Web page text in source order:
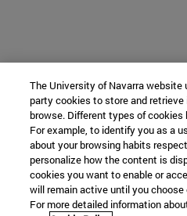
The University of Navarra website
party cookies to store and
browse. Different types of cookies
For example, to identify you as a
about your browsing habits
personalize how the content is
cookies you want to enable or
will remain active until you
For more detailed information